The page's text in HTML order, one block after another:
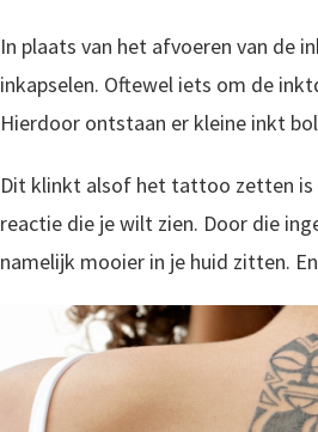
In plaats van het afvoeren van de
inkapselen. Oftewel iets om de
Hierdoor ontstaan er kleine inkt
Dit klinkt alsof het tattoo zetten is
reactie die je wilt zien. Door die
namelijk mooier in je huid zitten.